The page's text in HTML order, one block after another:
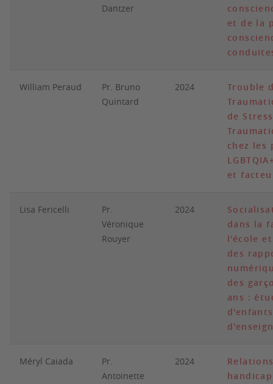
Dantzer
et de la
William Peraud
Pr. Bruno
Quintard
2024
Trouble
de
chez les
et
Lisa Fericelli
Pr.
Véronique
Rouyer
2024
dans la
l'école
des
des
ans :
Méryl Caiada
Pr.
Antoinette
2024